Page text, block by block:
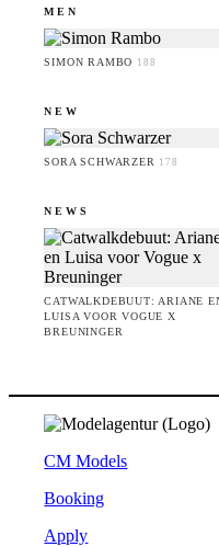
MEN
SIMON RAMBO 188
NEW
SORA SCHWARZER 178
NEWS
CATWALKDEBUUT: ARIANE
LUISA VOOR VOGUE X
BREUNINGER
CM Models
Booking
Apply